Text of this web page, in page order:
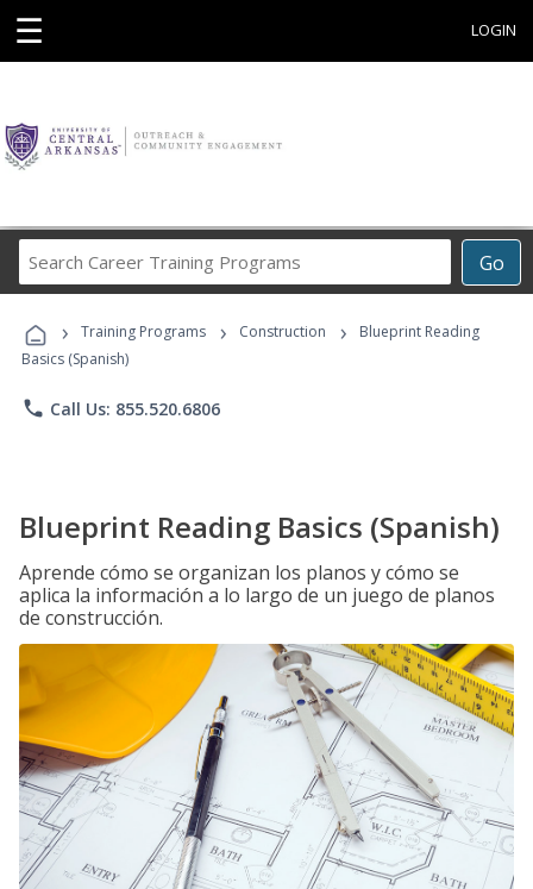
☰ LOGIN
Go
Career
Programs
› Training Programs › Construction ›
Blueprint Reading
Basics (Spanish)
phone Call Us: 855.520.6806
Blueprint Reading Basics (Spanish)
Aprende cómo se organizan los planos y cómo se
aplica la información a lo largo de un juego de planos
de construcción.